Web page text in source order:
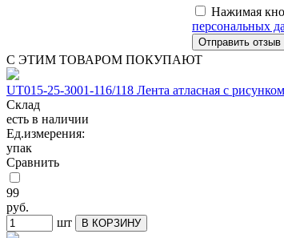
Нажимая
персональных
С ЭТИМ ТОВАРОМ ПОКУПАЮТ
UT015-25-3001-116/118 Лента атласная с
Склад
есть в наличии
Ед.измерения:
упак
Сравнить
99
руб.
шт
В КОРЗИНУ